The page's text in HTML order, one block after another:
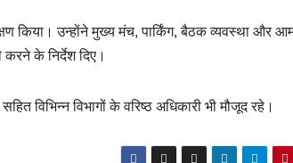
किया। उन्होंने मुख्य मंच, पार्किंग, बैठक व्यवस्था और
के निर्देश दिए।
सहित विभिन्न विभागों के वरिष्ठ अधिकारी भी मौजूद रहे।